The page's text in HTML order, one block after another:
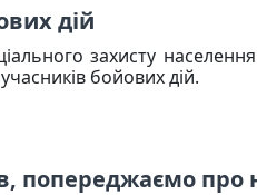
дій
захисту
бойових дій.
попереджаємо про